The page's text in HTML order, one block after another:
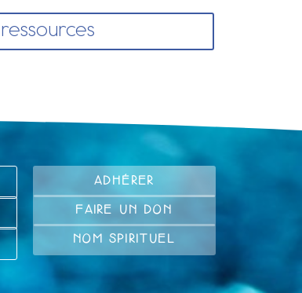
ADHÉRER
FAIRE UN DON
NOM SPIRITUEL